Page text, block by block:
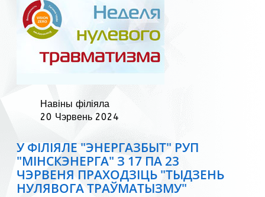
Навіны філіяла
20 Чэрвень 2024
У ФІЛІЯЛЕ "ЭНЕРГАЗБЫТ" РУП
"МІНСКЭНЕРГА" З 17 ПА 23
ЧЭРВЕНЯ ПРАХОДЗІЦЬ "ТЫДЗЕНЬ
НУЛЯВОГА ТРАЎМАТЫЗМУ"